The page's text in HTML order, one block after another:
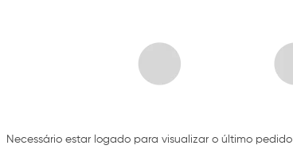
Necessário estar logado para visualizar o último pedido